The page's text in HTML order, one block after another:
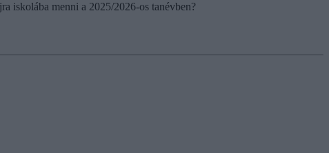
iskolába menni a 2025/2026-os tanévben?